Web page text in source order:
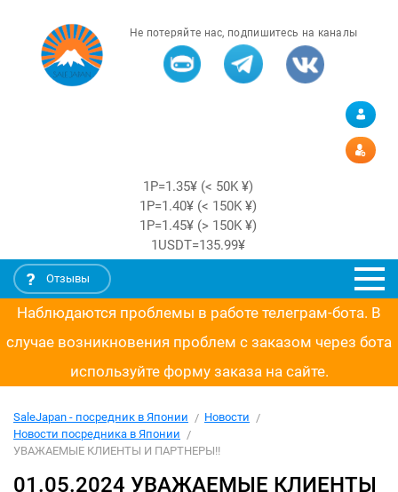
Не потеряйте нас, подпишитесь на каналы
1Р=1.35¥ (< 50K ¥)
1Р=1.40¥ (< 150K ¥)
1Р=1.45¥ (> 150K ¥)
1USDT=135.99¥
Отзывы
Наблюдаются проблемы в работе телеграм-бота. В
случае возникновения проблем с заказом через бота
используйте форму заказа на сайте.
SaleJapan - посредник в Японии
Новости
Новости посредника в Японии
УВАЖАЕМЫЕ КЛИЕНТЫ И ПАРТНЕРЫ!!
01.05.2024 УВАЖАЕМЫЕ КЛИЕНТЫ